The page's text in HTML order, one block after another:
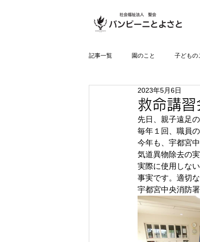
記事一覧 園のこと 子どもの
救命講習
2023年5月6日
先日、親子遠足
毎年１回、職員
今年も、宇都宮
気道異物除去の
実際に使用しな
事実です。適切
宇都宮中央消防